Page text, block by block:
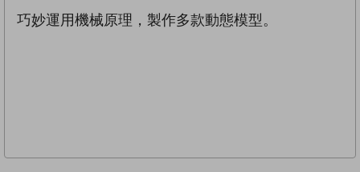
巧妙運用機械原理，製作多款動態模型。